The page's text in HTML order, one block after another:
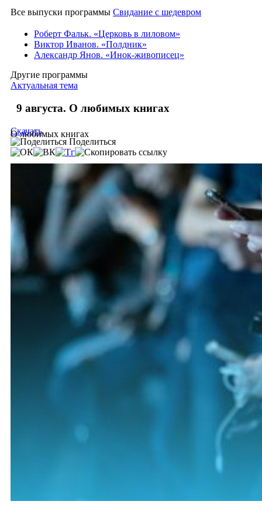
Все выпуски программы Свидание с шедевром
Роберт Фальк. «Церковь в лиловом»
Виктор Иванов. «Полдник»
Александр Янов. «Инок-живописец»
Другие программы
Актуальная тема
9 августа. О любимых книгах
О любимых книгах
Скачать
Поделиться